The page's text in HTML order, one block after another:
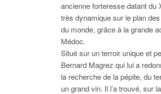
ancienne forteresse datant du
très dynamique sur le plan
du monde, grâce à la grande
Médoc.
Situé sur un terroir unique et
Bernard Magrez qui lui a
la recherche de la pépite, du
un grand vin. Il l’a trouvé, sur